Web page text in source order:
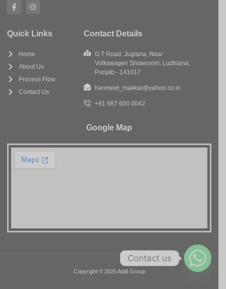
Quick Links
Home
About Us
Process Flow
Contact Us
Contact Details
G T Road, Jugiana, Near
Volkswagen Showroom, Ludhiana,
Punjab - 141017
hanmeet_makkar@yahoo.co.in
+91 987 600 0042
Google Map
Copyright © 2025 Addi Group
Contact us